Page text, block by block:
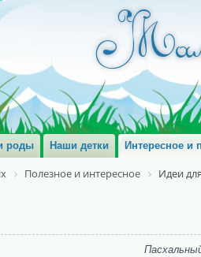
роды Наши детки Интересное и
Полезное и интересное Идеи